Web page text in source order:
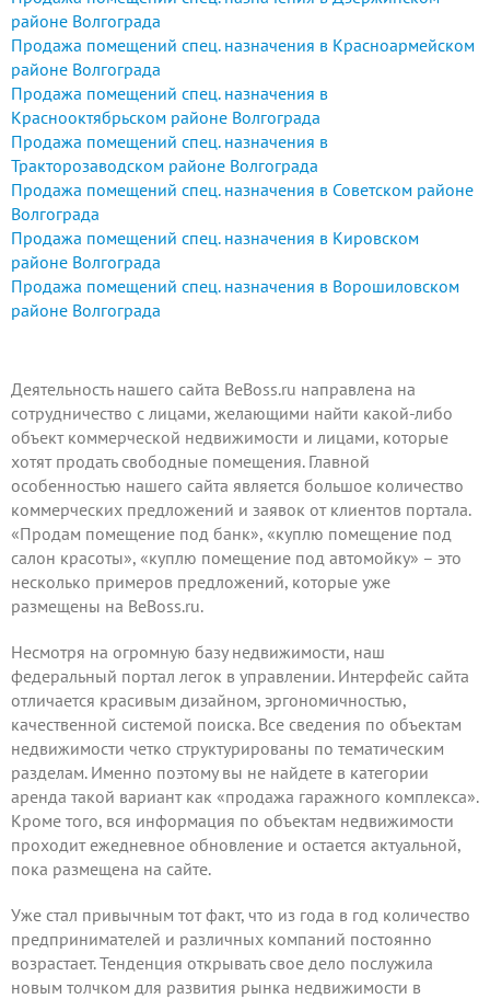
районе Волгограда
Продажа помещений спец. назначения в Красноармейском
районе Волгограда
Продажа помещений спец. назначения в
Краснооктябрьском районе Волгограда
Продажа помещений спец. назначения в
Тракторозаводском районе Волгограда
Продажа помещений спец. назначения в Советском районе
Волгограда
Продажа помещений спец. назначения в Кировском
районе Волгограда
Продажа помещений спец. назначения в Ворошиловском
районе Волгограда
Деятельность нашего сайта BeBoss.ru направлена на
сотрудничество с лицами, желающими найти какой-либо
объект коммерческой недвижимости и лицами, которые
хотят продать свободные помещения. Главной
особенностью нашего сайта является большое количество
коммерческих предложений и заявок от клиентов портала.
«Продам помещение под банк», «куплю помещение под
салон красоты», «куплю помещение под автомойку» – это
несколько примеров предложений, которые уже
размещены на BeBoss.ru.
Несмотря на огромную базу недвижимости, наш
федеральный портал легок в управлении. Интерфейс сайта
отличается красивым дизайном, эргономичностью,
качественной системой поиска. Все сведения по объектам
недвижимости четко структурированы по тематическим
разделам. Именно поэтому вы не найдете в категории
аренда такой вариант как «продажа гаражного комплекса».
Кроме того, вся информация по объектам недвижимости
проходит ежедневное обновление и остается актуальной,
пока размещена на сайте.
Уже стал привычным тот факт, что из года в год количество
предпринимателей и различных компаний постоянно
возрастает. Тенденция открывать свое дело послужила
новым толчком для развития рынка недвижимости в